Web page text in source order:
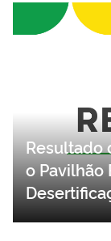
Resultado
o Pavilhão